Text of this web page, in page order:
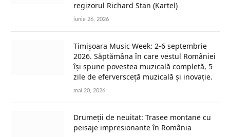
regizorul Richard Stan (Kartel)
iunie 26, 2026
Timișoara Music Week: 2-6 septembrie
2026. Săptămâna în care vestul României
își spune povestea muzicală completă, 5
zile de eferversceță muzicală și inovație.
mai 20, 2026
Drumeții de neuitat: Trasee montane cu
peisaje impresionante în România